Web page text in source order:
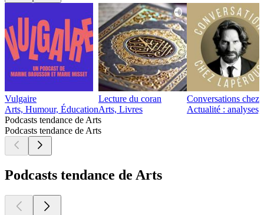
Vulgaire
Arts, Humour, Éducation
Lecture du coran
Arts, Livres
Conversations chez
Actualité :
Podcasts tendance de Arts
Podcasts tendance de Arts
Podcasts tendance de Arts